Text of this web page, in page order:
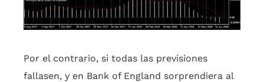
Por el contrario, si todas las previsiones
fallasen, y en Bank of England sorprendiera al